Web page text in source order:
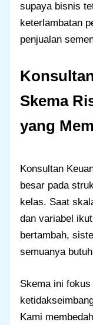
supaya bisnis
keterlambatan
penjualan
Skema
yang
Konsultan
besar pada
kelas. Saat
dan variabel
bertambah,
semuanya
Skema ini
Kami